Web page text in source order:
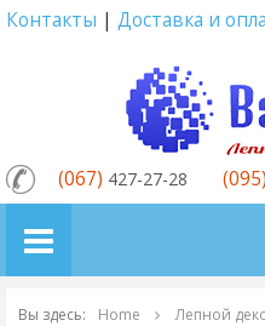
Контакты | Доставка и
(067) 427-27-28 (095)
Вы здесь: Home Лепной